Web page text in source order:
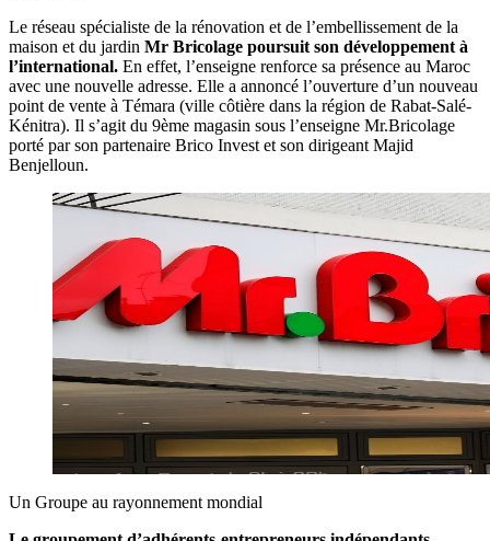
Le réseau spécialiste de la rénovation et de l’embellissement de la
maison et du jardin Mr Bricolage poursuit son développement à
l’international. En effet, l’enseigne renforce sa présence au Maroc
avec une nouvelle adresse. Elle a annoncé l’ouverture d’un nouveau
point de vente à Témara (ville côtière dans la région de Rabat-Salé-
Kénitra). Il s’agit du 9ème magasin sous l’enseigne Mr.Bricolage
porté par son partenaire Brico Invest et son dirigeant Majid
Benjelloun.
Un Groupe au rayonnement mondial